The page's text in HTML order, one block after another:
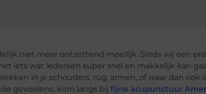
niet meer ontzettend moeilijk. Sinds wij een
iets wat iedereen super snel en makkelijk kan
in je schouders, rug, armen, of waar dan ook
gevoelens, kom langs bij fijne acupunctuur